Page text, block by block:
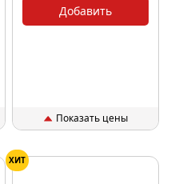
Добавить
Показать цены
ХИТ